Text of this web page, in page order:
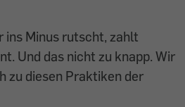
ins Minus rutscht, zahlt
Und das nicht zu knapp. Wir
zu diesen Praktiken der